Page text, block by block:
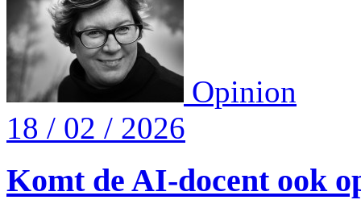
Opinion
18 / 02 / 2026
Komt de AI-docent ook